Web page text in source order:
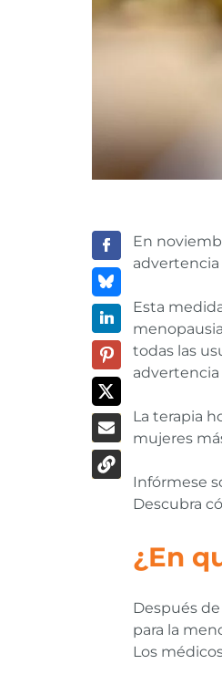
En
Esta
todas las
La terapia
mujeres
Infórmese
Descubra
¿En
Después
para la
Los